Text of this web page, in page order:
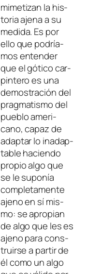
mi­me­ti­zan la his­
to­ria aje­na a su
me­di­da. Es por
ello que po­dría­
mos en­ten­der
que el gó­ti­co car­
pin­te­ro es una
de­mos­tra­ción del
prag­ma­tis­mo del
pue­blo ame­ri­
cano, ca­paz de
adap­tar lo in­adap­
ta­ble ha­cien­do
pro­pio al­go que
se le su­po­nía
com­ple­ta­men­te
ajeno en sí mis­
mo: se apro­pian
de al­go que les es
ajeno pa­ra cons­
truir­se a par­tir de
él co­mo unal­go